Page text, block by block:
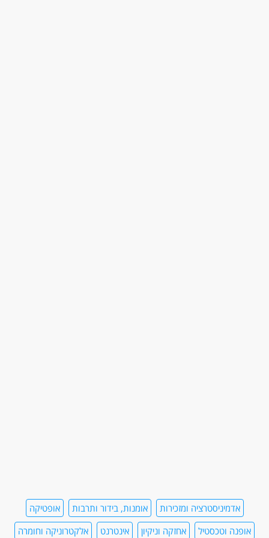
אדמיניסטרציה ומזכירות אומנות, בידור ותרבות
אופטיקה
אופנה וטכסטיל
אחזקה וניקיון אינטרנט אלקטרוניקה וחומרה